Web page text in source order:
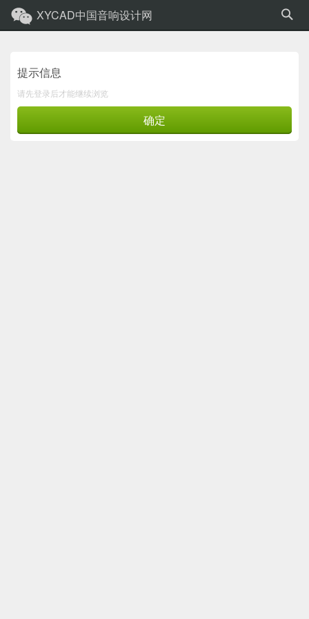
XYCAD中国音响设计网
提示信息
请先登录后才能继续浏览
确定